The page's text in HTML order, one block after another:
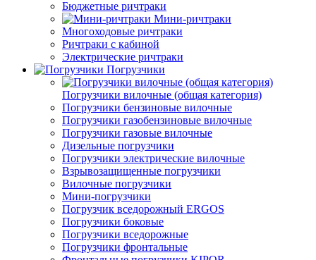
Бюджетные ричтраки
Мини-ричтраки
Многоходовые ричтраки
Ричтраки с кабиной
Электрические ричтраки
Погрузчики
Погрузчики вилочные (общая категория)
Погрузчики бензиновые вилочные
Погрузчики газобензиновые вилочные
Погрузчики газовые вилочные
Дизельные погрузчики
Погрузчики электрические вилочные
Взрывозащищенные погрузчики
Вилочные погрузчики
Мини-погрузчики
Погрузчик вседорожный ERGOS
Погрузчики боковые
Погрузчики вседорожные
Погрузчики фронтальные